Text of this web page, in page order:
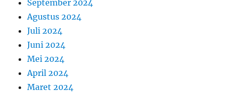
September 2024
Agustus 2024
Juli 2024
Juni 2024
Mei 2024
April 2024
Maret 2024